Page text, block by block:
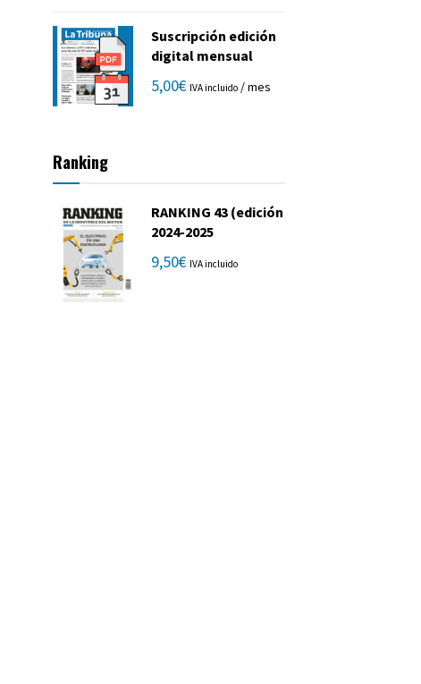
Suscripción edición
digital mensual
5,00€ IVA incluido / mes
Ranking
RANKING 43 (edición
2024-2025
9,50€ IVA incluido